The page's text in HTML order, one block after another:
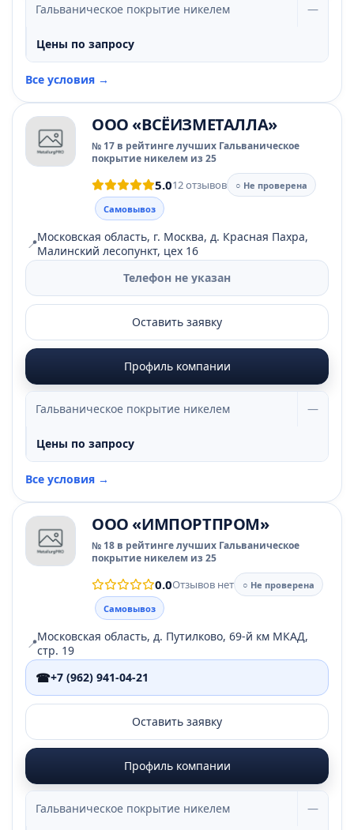
Гальваническое покрытие никелем —
Цены по запросу
Все условия →
ООО «ВСЁИЗМЕТАЛЛА»
№ 17 в рейтинге лучших Гальваническое
покрытие никелем из 25
5.012 отзывов
○ Не проверена
Самовывоз
📍Московская область, г. Москва, д. Красная Пахра,
Малинский лесопункт, цех 16
Телефон не указан
Оставить заявку
Профиль компании
Гальваническое покрытие никелем —
Цены по запросу
Все условия →
ООО «ИМПОРТПРОМ»
№ 18 в рейтинге лучших Гальваническое
покрытие никелем из 25
0.0Отзывов нет
○ Не проверена
Самовывоз
📍Московская область, д. Путилково, 69-й км МКАД,
стр. 19
☎+7 (962) 941-04-21
Оставить заявку
Профиль компании
Гальваническое покрытие никелем —